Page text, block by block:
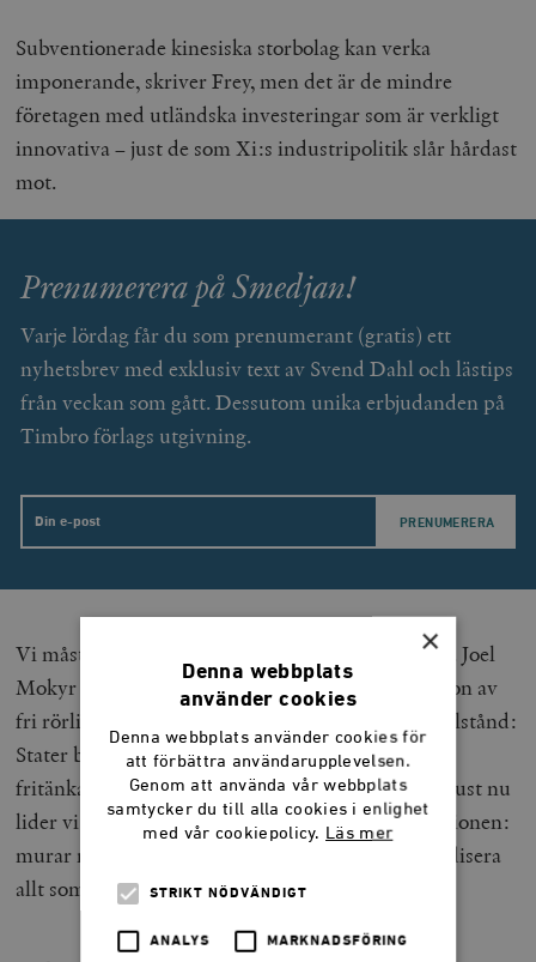
Subventionerade kinesiska storbolag kan verka
imponerande, skriver Frey, men det är de mindre
företagen med utländska investeringar som är verkligt
innovativa – just de som Xi:s industripolitik slår hårdast
mot.
Prenumerera på Smedjan!
Varje lördag får du som prenumerant (gratis) ett
nyhetsbrev med exklusiv text av Svend Dahl och lästips
från veckan som gått. Dessutom unika erbjudanden på
Timbro förlags utgivning.
Email
Vi måste för övrigt själva återupptäcka våra idéer. Joel
Mokyr visar att det var Europas unika kombination av
fri rörlighet och politisk mångfald som gav oss välstånd:
Stater behövde liberalisera för annars sökte sig
fritänkare och entreprenörer till grannländerna. Just nu
lider vi av en strävan mot den motsatta kombinationen:
murar mellan ekonomier, men försök att standardisera
allt som händer innanför dem.
×
Denna webbplats
använder cookies
Denna webbplats använder cookies för
att förbättra användarupplevelsen.
Genom att använda vår webbplats
samtycker du till alla cookies i enlighet
med vår cookiepolicy. Läs mer
STRIKT NÖDVÄNDIGT
ANALYS MARKNADSFÖRING